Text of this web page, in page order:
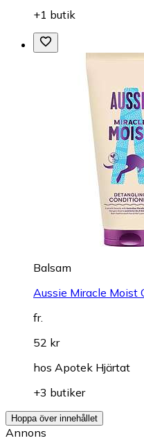
+1 butik
Balsam
Aussie Miracle Moist
fr.
52 kr
hos Apotek Hjärtat
+3 butiker
Hoppa över innehållet
Annons